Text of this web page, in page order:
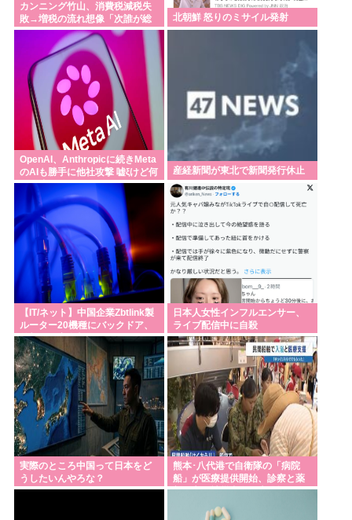
カンニング竹山、消費税減税失
敗→増税の流れ想像「次誰が総
理やりたいと思います？」
北朝鮮 怒りのミサイル発射
OpenAI、Anthropicに続きMeta
のAIも勝手に他社攻撃 嘘ξけど何
これ流行ってんの？
産経新聞が東北で新聞発行休止
【IT/ネット】中国企業Zbtlink製
ルーター20機種にバックドア、
外部から完全制御のおそれ
日本人女性インフルエンサー、
ライブ配信中に自殺
実際のところ中国って日本をど
うしたいんやろな？
熊本･八代港で自衛隊の「病院
船」が医療提供開始、診察と薬
剤処方…被災者向け大浴場も！